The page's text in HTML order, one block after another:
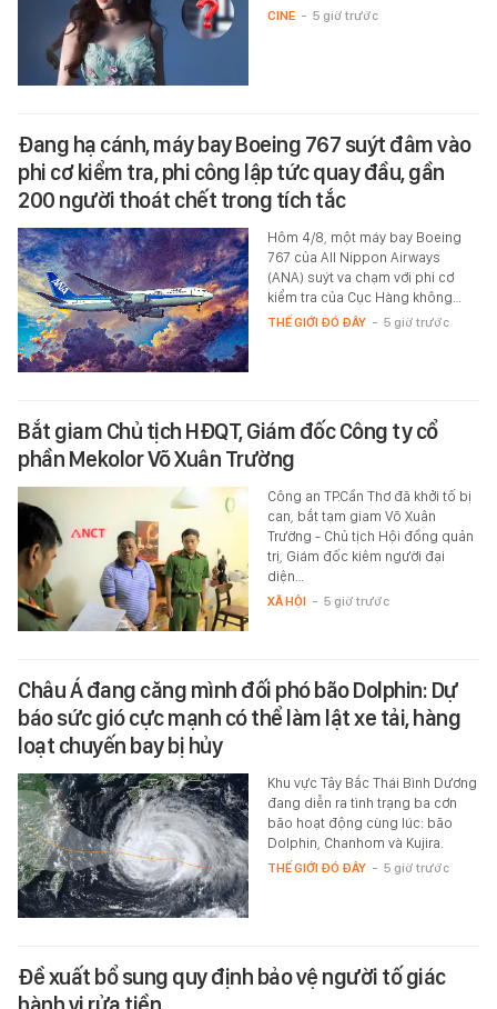
CINE - 5 giờ trước
Đang hạ cánh, máy bay Boeing 767 suýt đâm vào
phi cơ kiểm tra, phi công lập tức quay đầu, gần
200 người thoát chết trong tích tắc
Hôm 4/8, một máy bay Boeing
767 của All Nippon Airways
(ANA) suýt va chạm với phi cơ
kiểm tra của Cục Hàng không…
THẾ GIỚI ĐÓ ĐÂY - 5 giờ trước
Bắt giam Chủ tịch HĐQT, Giám đốc Công ty cổ
phần Mekolor Võ Xuân Trường
Công an TP.Cần Thơ đã khởi tố bị
can, bắt tạm giam Võ Xuân
Trường - Chủ tịch Hội đồng quản
trị, Giám đốc kiêm người đại
diện…
XÃ HỘI - 5 giờ trước
Châu Á đang căng mình đối phó bão Dolphin: Dự
báo sức gió cực mạnh có thể làm lật xe tải, hàng
loạt chuyến bay bị hủy
Khu vực Tây Bắc Thái Bình Dương
đang diễn ra tình trạng ba cơn
bão hoạt động cùng lúc: bão
Dolphin, Chanhom và Kujira.
THẾ GIỚI ĐÓ ĐÂY - 5 giờ trước
Đề xuất bổ sung quy định bảo vệ người tố giác